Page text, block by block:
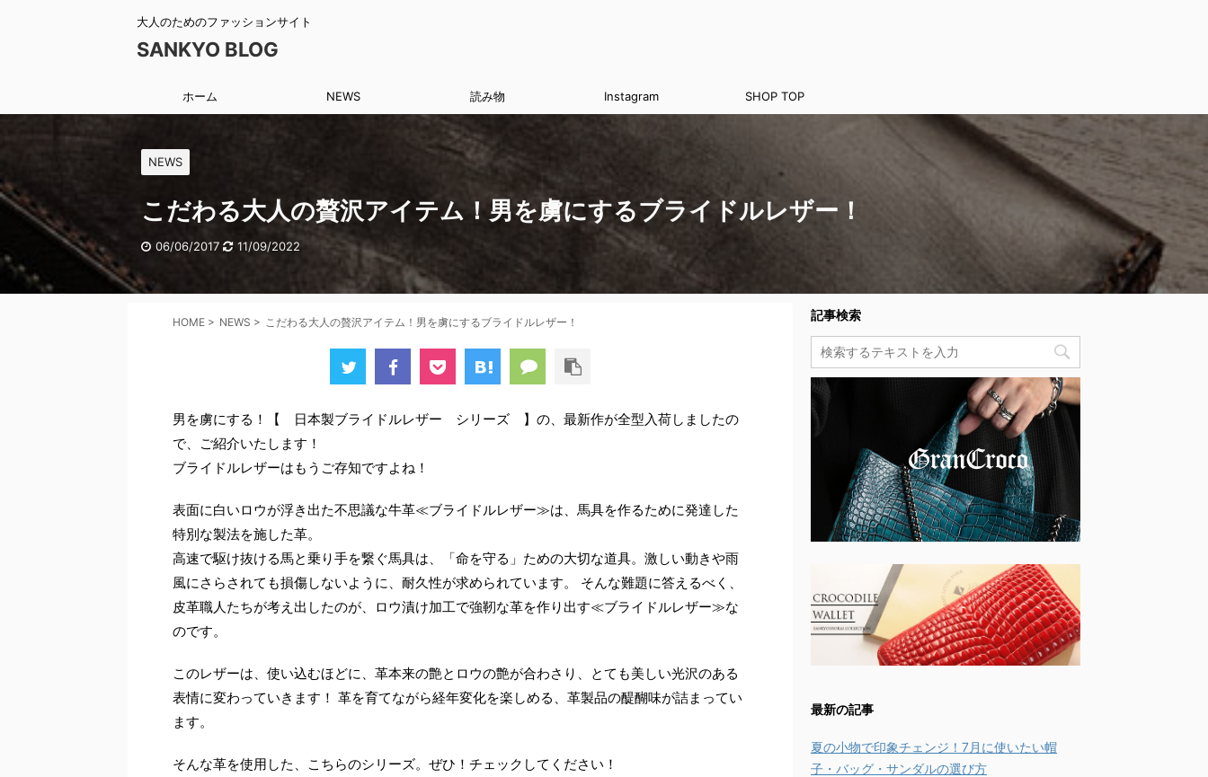
大人のためのファッションサイト
SANKYO BLOG
ホーム NEWS 読み物 Instagram SHOP TOP
NEWS
こだわる大人の贅沢アイテム！男を虜にするブライドルレザー！
06/06/2017 11/09/2022
HOME > NEWS > こだわる大人の贅沢アイテム！男を虜にするブライドルレザー！
男を虜にする！【 日本製ブライドルレザー シリーズ 】の、最新作が全型入荷しましたの
で、ご紹介いたします！
ブライドルレザーはもうご存知ですよね！
表面に白いロウが浮き出た不思議な牛革≪ブライドルレザー≫は、馬具を作るために発達した
特別な製法を施した革。
高速で駆け抜ける馬と乗り手を繋ぐ馬具は、「命を守る」ための大切な道具。激しい動きや雨
風にさらされても損傷しないように、耐久性が求められています。 そんな難題に答えるべく、
皮革職人たちが考え出したのが、ロウ漬け加工で強靭な革を作り出す≪ブライドルレザー≫な
のです。
このレザーは、使い込むほどに、革本来の艶とロウの艶が合わさり、とても美しい光沢のある
表情に変わっていきます！ 革を育てながら経年変化を楽しめる、革製品の醍醐味が詰まってい
ます。
そんな革を使用した、こちらのシリーズ。ぜひ！チェックしてください！
記事検索
最新の記事
夏の小物で印象チェンジ！7月に使いたい帽
子・バッグ・サンダルの選び方